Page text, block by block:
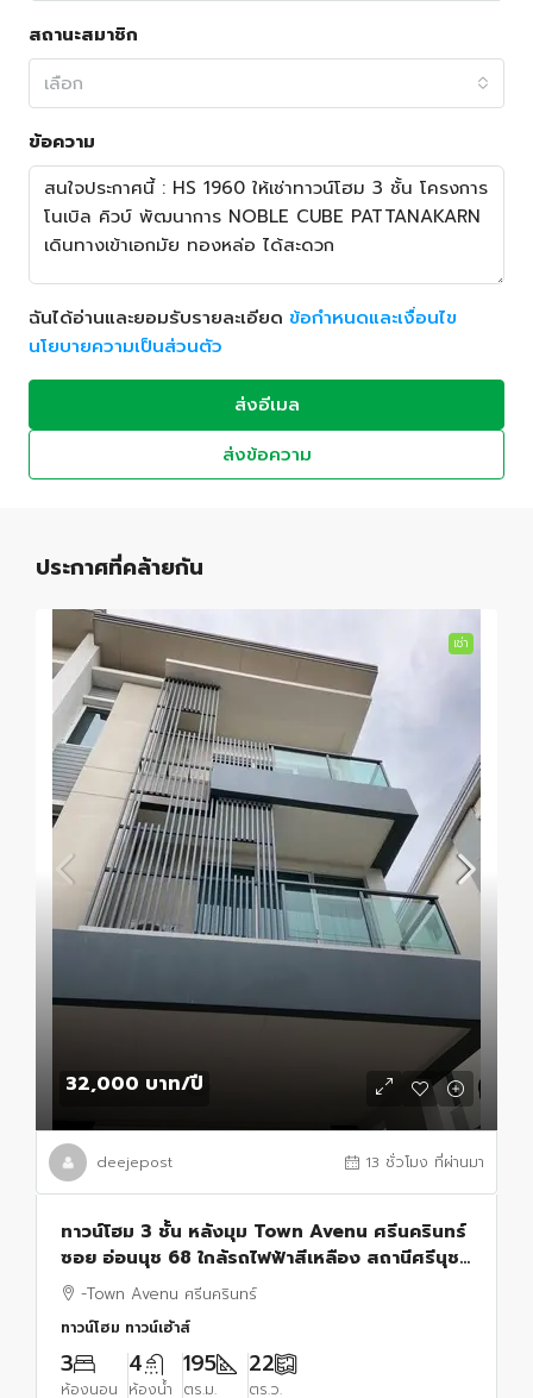
สถานะสมาชิก
เลือก
ข้อความ
ฉันได้อ่านและยอมรับรายละเอียด ข้อกำหนดและเงื่อนไข
นโยบายความเป็นส่วนตัว
ส่งอีเมล
ส่งข้อความ
ประกาศที่คล้ายกัน
เช่า
32,000 บาท/ปี
deejepost 13 ชั่วโมง ที่ผ่านมา
ทาวน์โฮม 3 ชั้น หลังมุม Town Avenu ศรีนครินทร์
ซอย อ่อนนุช 68 ใกล้รถไฟฟ้าสีเหลือง สถานีศรีนุช
700 เมตร
-Town Avenu ศรีนครินทร์
ทาวน์โฮม ทาวน์เฮ้าส์
3
ห้องนอน
4
ห้องน้ำ
195
ตร.ม.
22
ตร.ว.